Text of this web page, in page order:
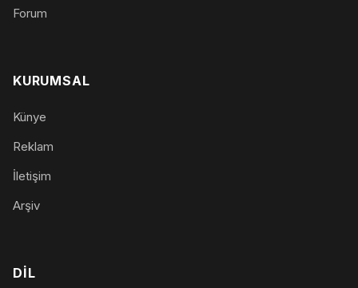
Forum
KURUMSAL
Künye
Reklam
İletişim
Arşiv
DIL